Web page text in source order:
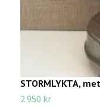
STORMLYKTA,
2 950 kr